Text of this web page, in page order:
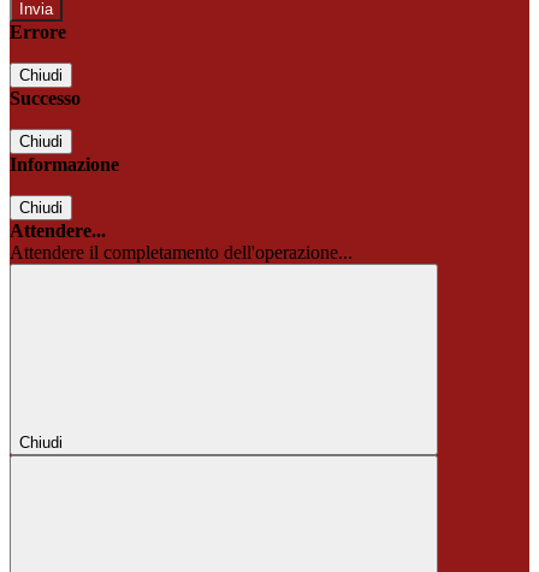
Errore
Chiudi
Successo
Chiudi
Informazione
Chiudi
Attendere...
Attendere il completamento dell'operazione...
Chiudi